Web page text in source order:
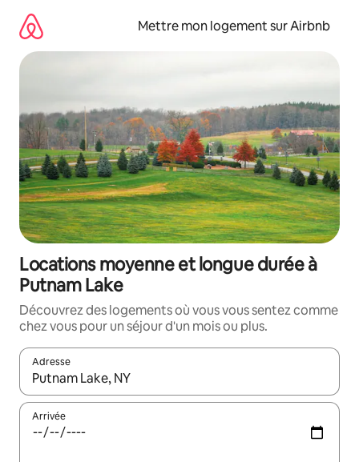
directement
contenu
Mettre mon logement sur Airbnb
Locations moyenne et longue durée à
Putnam Lake
Découvrez des logements où vous vous sentez comme
chez vous pour un séjour d'un mois ou plus.
Adresse
Lorsque les résultats s'affichent, utilisez les flèches vers le
Arrivée